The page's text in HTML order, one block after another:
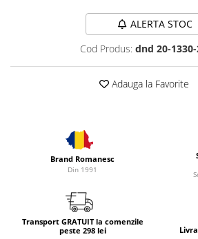
ALERTA STOC
Cod Produs: dnd 20-1330-
Adauga la Favorite
Brand Romanesc
Din 1991
Transport GRATUIT la comenzile
peste 298 lei